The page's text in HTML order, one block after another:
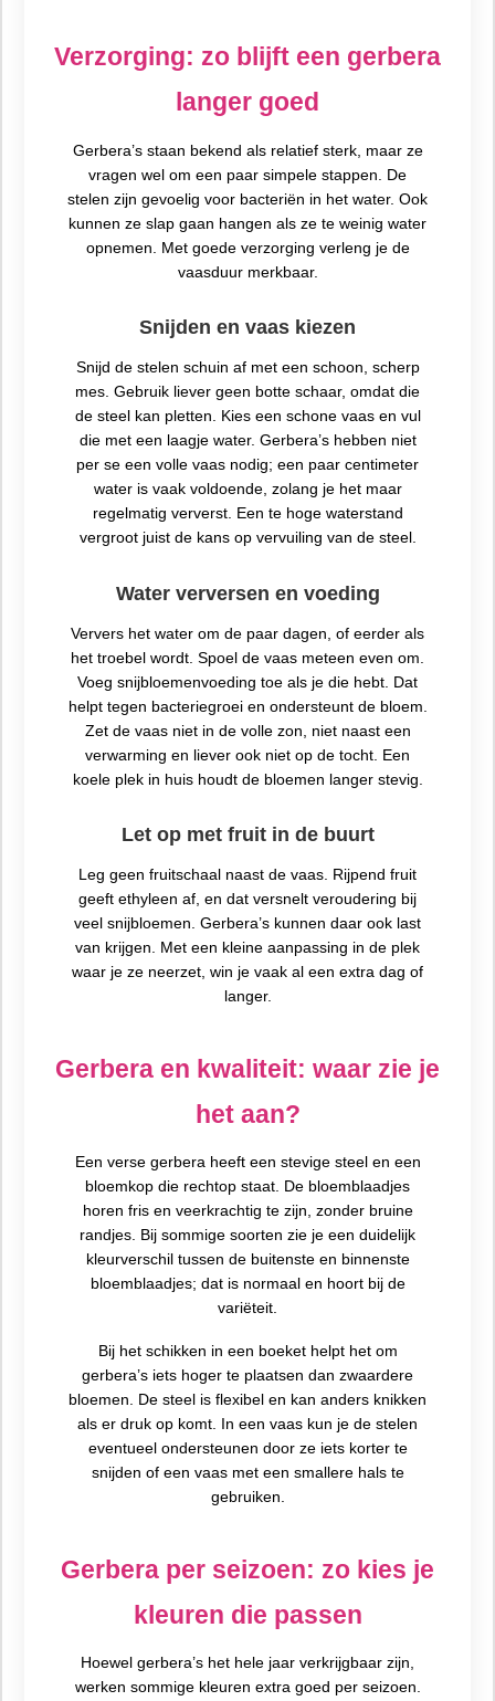
Verzorging: zo blijft een gerbera
langer goed
Gerbera’s staan bekend als relatief sterk, maar ze
vragen wel om een paar simpele stappen. De
stelen zijn gevoelig voor bacteriën in het water. Ook
kunnen ze slap gaan hangen als ze te weinig water
opnemen. Met goede verzorging verleng je de
vaasduur merkbaar.
Snijden en vaas kiezen
Snijd de stelen schuin af met een schoon, scherp
mes. Gebruik liever geen botte schaar, omdat die
de steel kan pletten. Kies een schone vaas en vul
die met een laagje water. Gerbera’s hebben niet
per se een volle vaas nodig; een paar centimeter
water is vaak voldoende, zolang je het maar
regelmatig ververst. Een te hoge waterstand
vergroot juist de kans op vervuiling van de steel.
Water verversen en voeding
Ververs het water om de paar dagen, of eerder als
het troebel wordt. Spoel de vaas meteen even om.
Voeg snijbloemenvoeding toe als je die hebt. Dat
helpt tegen bacteriegroei en ondersteunt de bloem.
Zet de vaas niet in de volle zon, niet naast een
verwarming en liever ook niet op de tocht. Een
koele plek in huis houdt de bloemen langer stevig.
Let op met fruit in de buurt
Leg geen fruitschaal naast de vaas. Rijpend fruit
geeft ethyleen af, en dat versnelt veroudering bij
veel snijbloemen. Gerbera’s kunnen daar ook last
van krijgen. Met een kleine aanpassing in de plek
waar je ze neerzet, win je vaak al een extra dag of
langer.
Gerbera en kwaliteit: waar zie je
het aan?
Een verse gerbera heeft een stevige steel en een
bloemkop die rechtop staat. De bloemblaadjes
horen fris en veerkrachtig te zijn, zonder bruine
randjes. Bij sommige soorten zie je een duidelijk
kleurverschil tussen de buitenste en binnenste
bloemblaadjes; dat is normaal en hoort bij de
variëteit.
Bij het schikken in een boeket helpt het om
gerbera’s iets hoger te plaatsen dan zwaardere
bloemen. De steel is flexibel en kan anders knikken
als er druk op komt. In een vaas kun je de stelen
eventueel ondersteunen door ze iets korter te
snijden of een vaas met een smallere hals te
gebruiken.
Gerbera per seizoen: zo kies je
kleuren die passen
Hoewel gerbera’s het hele jaar verkrijgbaar zijn,
werken sommige kleuren extra goed per seizoen.